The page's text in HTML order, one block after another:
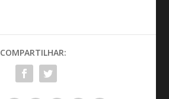
COMPARTILHAR: